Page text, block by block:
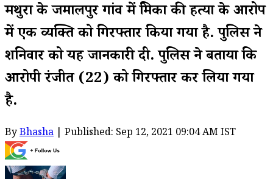
मथुरा के जमालपुर गांव में प्रेमिका की हत्या के आरोप
में एक व्यक्ति को गिरफ्तार किया गया है. पुलिस ने
शनिवार को यह जानकारी दी. पुलिस ने बताया कि
आरोपी रंजीत (22) को गिरफ्तार कर लिया गया
है.
ByBhasha | Published: Sep 12, 2021 09:04 AM IST